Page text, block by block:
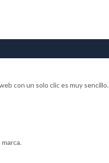
con un solo clic es muy sencillo.